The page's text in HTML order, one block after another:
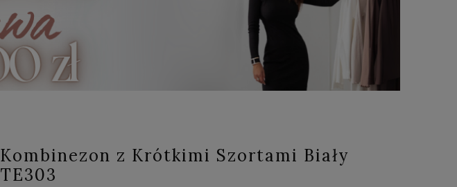
Kombinezon z Krótkimi Szortami Biały
TE303